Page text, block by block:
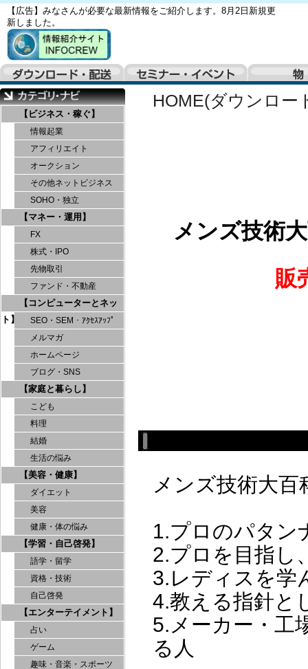
【広告】みなさんが必要な最新情報をご紹介します。8月2日新規更
新しました。
【ビジネス・稼ぐ】
情報起業
アフィリエイト
オークション
その他ネットビジネス
SOHO・独立
【マネー・運用】
FX
株式・IPO
先物取引
ファンド・不動産
【コンピューターとネッ
ト】
SEO・SEM・ｱｸｾｽｱｯﾌﾟ
メルマガ
ホームページ
ブログ・SNS
【家庭と暮らし】
こども
料理
結婚
生活の悩み
【美容・健康】
ダイエット
美容
健康・体の悩み
【学習・自己啓発】
語学・留学
資格・技術
自己啓発
【エンターテイメント】
占い
ゲーム
趣味・音楽・スポーツ
HOME(ダウンロー
メンズ技術
販
メンズ技術大
1.プロのパタン
2.プロを目指し
3.レディスを学
4.教える指針と
5.メーカー・工
る人